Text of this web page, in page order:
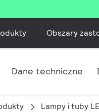
Obszary
Dane techniczne
Lampy i tuby